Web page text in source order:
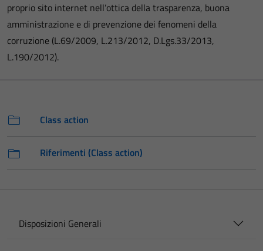
proprio sito internet nell’ottica della trasparenza, buona
amministrazione e di prevenzione dei fenomeni della
corruzione (L.69/2009, L.213/2012, D.Lgs.33/2013,
L.190/2012).
Class action
Riferimenti (Class action)
Disposizioni Generali